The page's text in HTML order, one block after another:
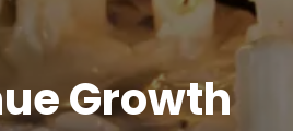
Growth